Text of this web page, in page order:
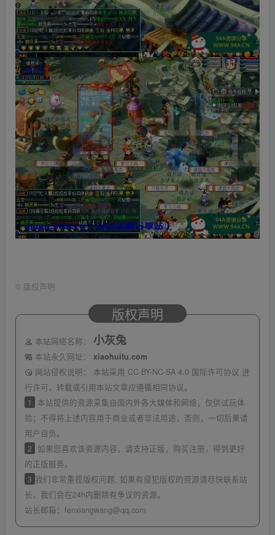
© 版权声明
版权声明
本站网络名称： 小灰兔
本站永久网址：
xiaohuitu.com
网站侵权说明：
本站采用 CC BY-NC-SA 4.0 国际许可协议 进
行许可，转载或引用本站文章应遵循相同协议。
1
本站提供的资源采集自国内外各大媒体和网络，仅供试玩体
验；不得将上述内容用于商业或者非法用途，否则，一切后果请
用户自负。
2
如果您喜欢该资源内容，请支持正版，购买注册，得到更好
的正版服务。
3 我们非常重视版权问题, 如果有侵犯版权的资源请尽快联系站
长，我们会在24h内删除有争议的资源。
站长邮箱： fenxiangwang@qq.com